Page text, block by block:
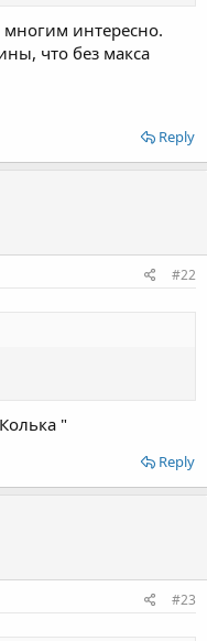
интересно.
что без макса
Reply
#22
"
Reply
#23